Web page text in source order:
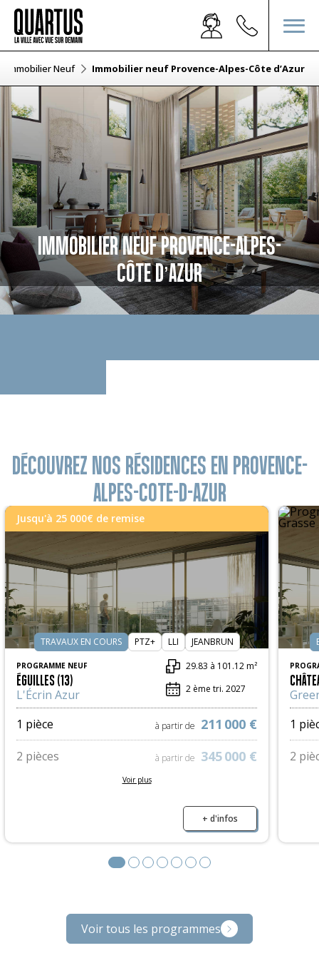
Immobilier Neuf Immobilier neuf Provence-Alpes-Côte d’Azur
IMMOBILIER NEUF PROVENCE-ALPES-
CÔTE D’AZUR
DÉCOUVREZ NOS RÉSIDENCES EN PROVENCE-
ALPES-COTE-D-AZUR
Jusqu'à 25 000€ de remise
TRAVAUX EN COURS PTZ+ LLI JEANBRUN
PROGRAMME NEUF
ÉGUILLES (13)
L'Écrin Azur
29.83 à 101.12 m²
2 ème tri. 2027
1 pièce à partir de 211 000 €
2 pièces à partir de 345 000 €
559 000 €
à partir de
Voir plus
+ d'infos
1
2
Voir tous les programmes